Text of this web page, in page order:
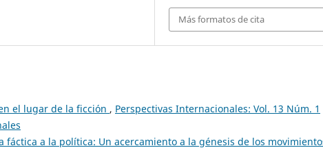
Más formatos de cita
el lugar de la ficción , Perspectivas Internacionales: Vol. 13 Núm. 1
fáctica a la política: Un acercamiento a la génesis de los